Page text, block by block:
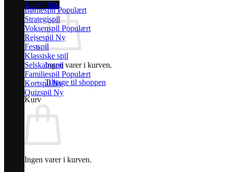
Kurv /0kr.
Ingen varer i kurven.
Tilbage til shoppen
Kurv
Ingen varer i kurven.
Børnespil
Strategispil
Voksenspil
Rejsespil
Festspil
Klassiske spil
Selskabsspil
Familiespil
Kortspil
Quizspil